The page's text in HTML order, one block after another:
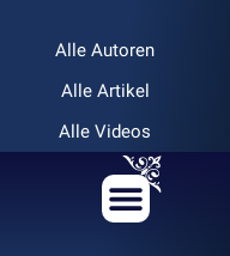
Alle Autoren
Alle Artikel
Alle Videos